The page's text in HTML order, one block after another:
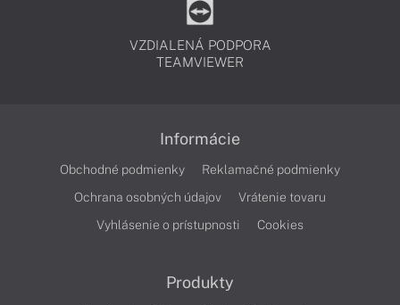
VZDIALENÁ PODPORA
TEAMVIEWER
Informácie
Obchodné podmienky
Reklamačné podmienky
Ochrana osobných údajov
Vrátenie tovaru
Vyhlásenie o prístupnosti
Cookies
Produkty